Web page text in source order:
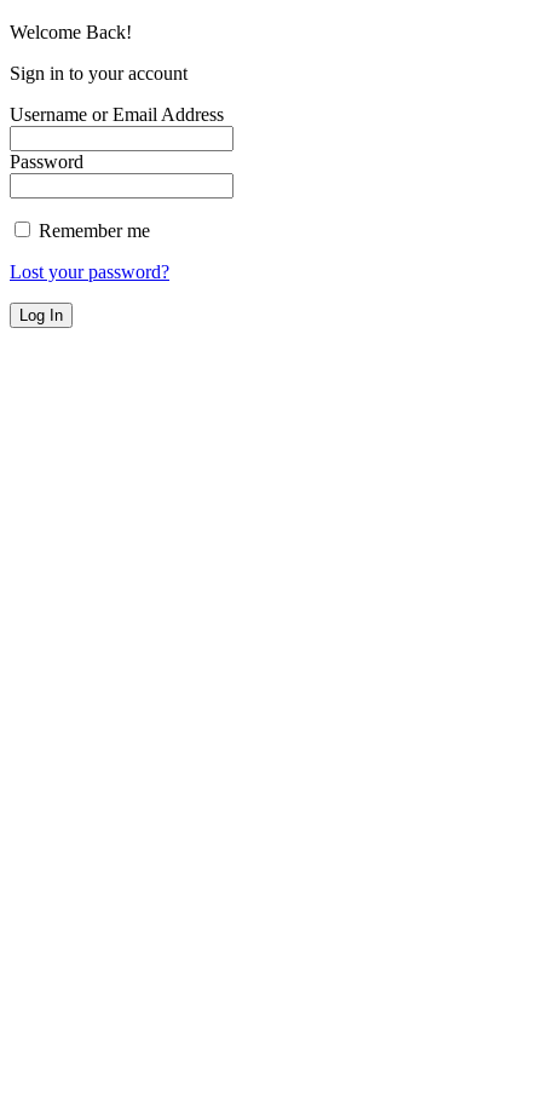
Welcome Back!
Sign in to your account
Username or Email Address
Password
Remember me
Lost your password?